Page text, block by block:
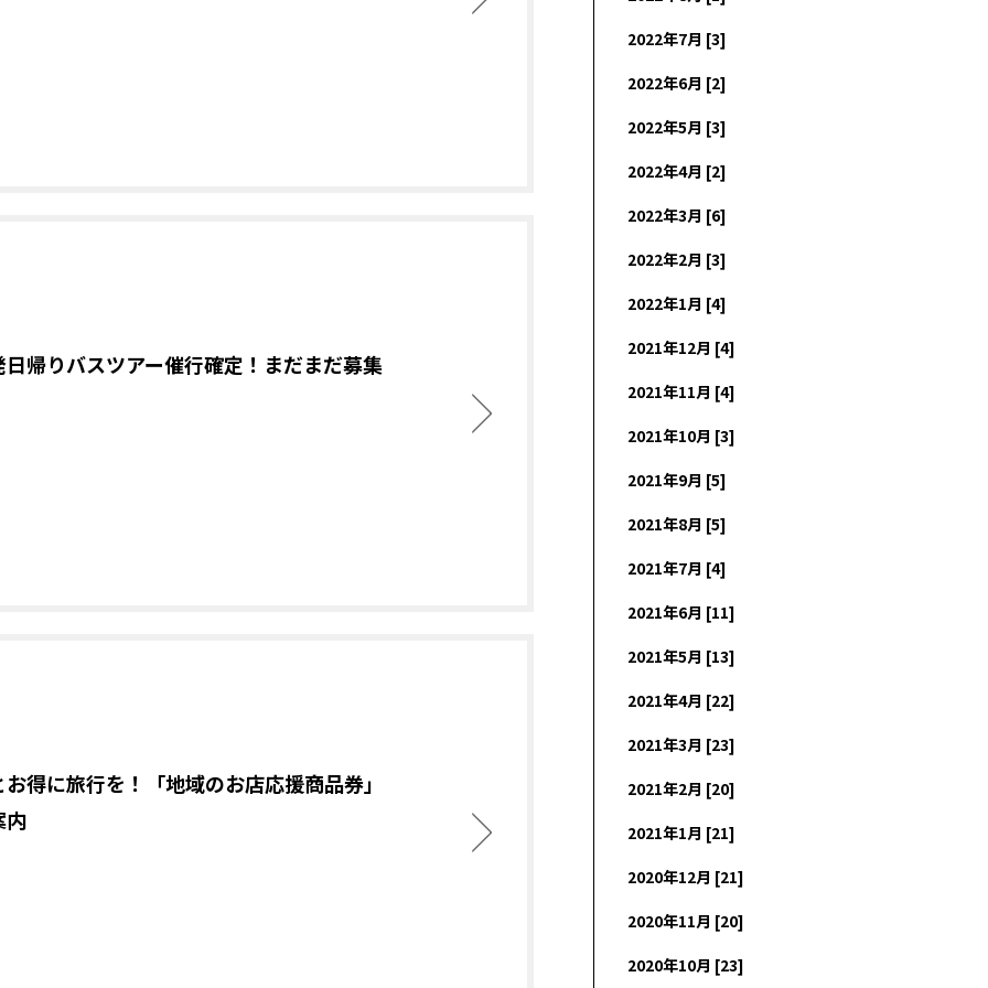
日帰りバスツアー催行確定！まだまだ募集
得に旅行を！「地域のお店応援商品券」
内
2022年7月 [3]
2022年6月 [2]
2022年5月 [3]
2022年4月 [2]
2022年3月 [6]
2022年2月 [3]
2022年1月 [4]
2021年12月 [4]
2021年11月 [4]
2021年10月 [3]
2021年9月 [5]
2021年8月 [5]
2021年7月 [4]
2021年6月 [11]
2021年5月 [13]
2021年4月 [22]
2021年3月 [23]
2021年2月 [20]
2021年1月 [21]
2020年12月 [21]
2020年11月 [20]
2020年10月 [23]